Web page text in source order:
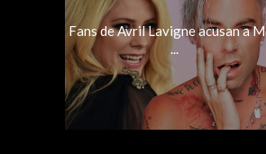
Fans de Avril Lavigne acusan a
...